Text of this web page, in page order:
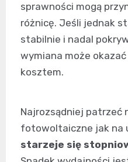
sprawności mogą
różnicę. Jeśli jednak
stabilnie i nadal
wymiana może
kosztem.
Najrozsądniej patrzeć
fotowoltaiczne jak na
starzeje się